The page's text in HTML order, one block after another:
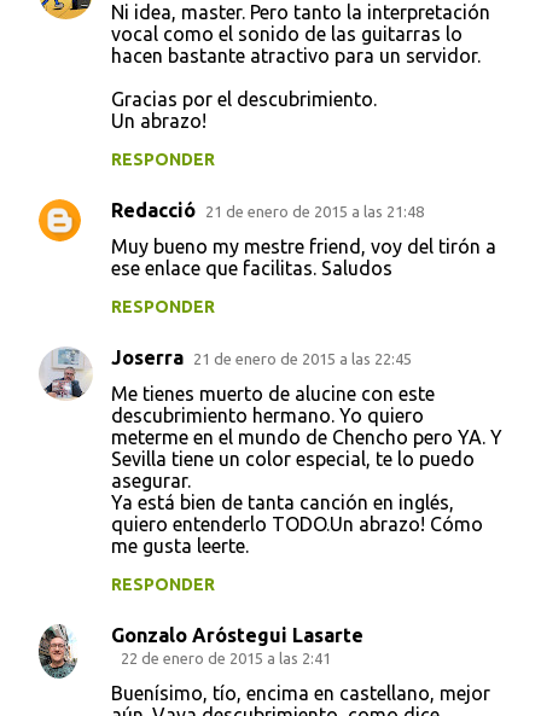
Ni idea, master. Pero tanto la interpretación
vocal como el sonido de las guitarras lo
hacen bastante atractivo para un servidor.
Gracias por el descubrimiento.
Un abrazo!
RESPONDER
Redacció 21 de enero de 2015 a las 21:48
Muy bueno my mestre friend, voy del tirón a
ese enlace que facilitas. Saludos
RESPONDER
Joserra 21 de enero de 2015 a las 22:45
Me tienes muerto de alucine con este
descubrimiento hermano. Yo quiero
meterme en el mundo de Chencho pero YA. Y
Sevilla tiene un color especial, te lo puedo
asegurar.
Ya está bien de tanta canción en inglés,
quiero entenderlo TODO.Un abrazo! Cómo
me gusta leerte.
RESPONDER
Gonzalo Aróstegui Lasarte
22 de enero de 2015 a las 2:41
Buenísimo, tío, encima en castellano, mejor